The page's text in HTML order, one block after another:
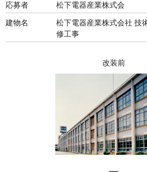
応募者 松下電器産業株式会
建物名
松下電器産業株式会社 技
修工事
改装前